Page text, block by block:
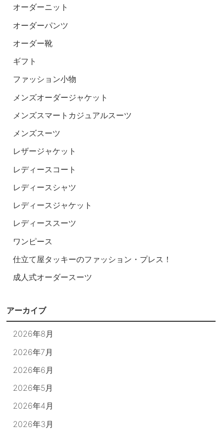
オーダーニット
オーダーパンツ
オーダー靴
ギフト
ファッション小物
メンズオーダージャケット
メンズスマートカジュアルスーツ
メンズスーツ
レザージャケット
レディースコート
レディースシャツ
レディースジャケット
レディーススーツ
ワンピース
仕立て屋タッキーのファッション・プレス！
成人式オーダースーツ
アーカイブ
2026年8月
2026年7月
2026年6月
2026年5月
2026年4月
2026年3月